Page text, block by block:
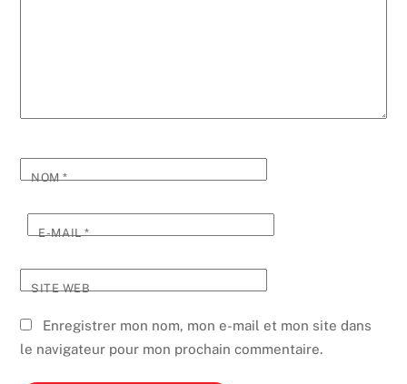
NOM*
E-MAIL*
SITE WEB
Enregistrer mon nom, mon e-mail et mon site dans
le navigateur pour mon prochain commentaire.